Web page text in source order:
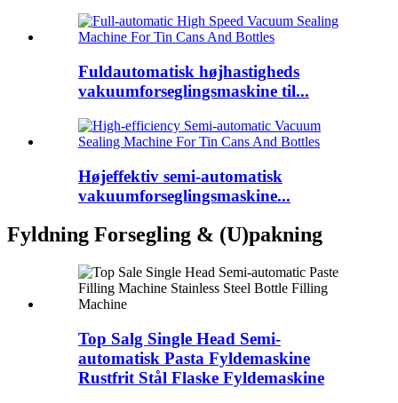
Fuldautomatisk højhastigheds
vakuumforseglingsmaskine til...
Højeffektiv semi-automatisk
vakuumforseglingsmaskine...
Fyldning Forsegling & (U)pakning
Top Salg Single Head Semi-
automatisk Pasta Fyldemaskine
Rustfrit Stål Flaske Fyldemaskine